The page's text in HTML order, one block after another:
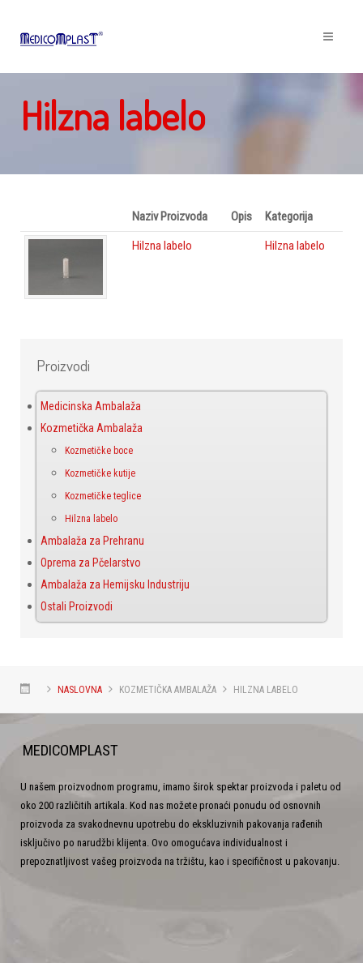
Hilzna labelo
Naziv Proizvoda Opis
Kategorija
Hilzna labelo
Hilzna labelo
Proizvodi
Medicinska Ambalaža
Kozmetička Ambalaža
Kozmetičke boce
Kozmetičke kutije
Kozmetičke teglice
Hilzna labelo
Ambalaža za Prehranu
Oprema za Pčelarstvo
Ambalaža za Hemijsku Industriju
Ostali Proizvodi
NASLOVNA KOZMETIČKA AMBALAŽA HILZNA LABELO
MEDICOMPLAST
U našem proizvodnom programu, imamo širok spektar proizvoda i paletu od
oko 200 različitih artikala. Kod nas možete pronaći ponudu od osnovnih
proizvoda za svakodnevnu upotrebu do ekskluzivnih pakovanja rađenih
isključivo po narudžbi klijenta. Ovo omogućava individualnost i
prepoznatljivost vašeg proizvoda na tržištu, kao i specifičnost u pakovanju.